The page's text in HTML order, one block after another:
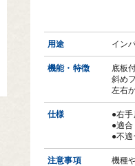
用途 イン
機能・特徴
底板
斜め
左右
仕様
●右
●適
●不
注意事項
機種
使用用途から探す